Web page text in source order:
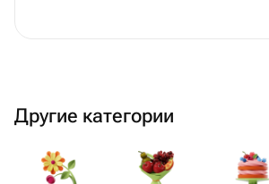
Другие категории